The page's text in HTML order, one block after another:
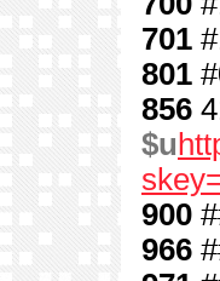
701
801
856
$u
900
966